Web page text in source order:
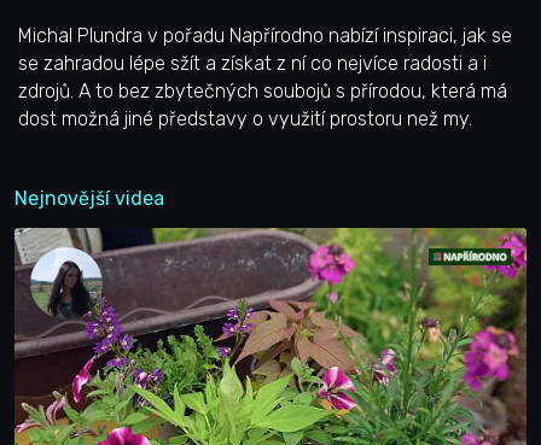
Michal Plundra v pořadu Napřírodno nabízí inspiraci, jak se
se zahradou lépe sžít a získat z ní co nejvíce radosti a i
zdrojů. A to bez zbytečných soubojů s přírodou, která má
dost možná jiné představy o využití prostoru než my.
Nejnovější videa